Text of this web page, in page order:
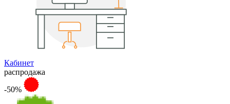
Кабинет
распродажа
-50%